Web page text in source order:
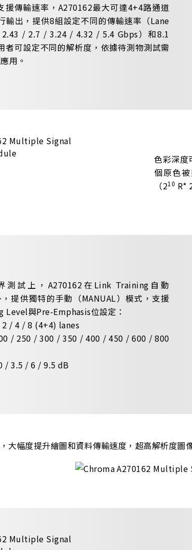
援傳輸速率，A270162最大可達4+4路通道
輸出，提供8組設定不同的傳輸速率（Lane
/ 2.7 / 3.24 / 4.32 / 5.4 Gbps）和8.1
者可設定不同的解析度，依據待測物測試需
用。
色彩深
個原色
（210 R*
試上，A270162在Link Training自動
，提供獨特的手動（MANUAL）模式，支援
Level與Pre-Emphasis位設定：
/ 4 / 8 (4+4) lanes
/ 250 / 300 / 350 / 400 / 450 / 600 / 800
/ 3.5 / 6 / 9.5 dB
大幅度提升繪圖和資料傳輸速度，超高解析度